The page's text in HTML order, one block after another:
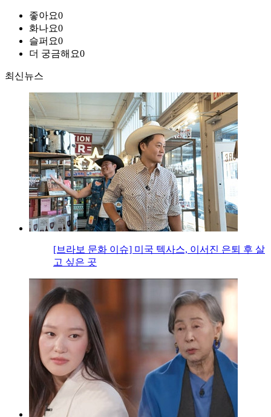
좋아요0
화나요0
슬퍼요0
더 궁금해요0
최신뉴스
[브라보 문화 이슈] 미국 텍사스, 이서진 은퇴 후 살
고 싶은 곳